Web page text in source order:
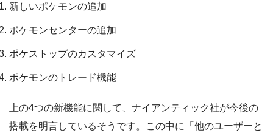
新しいポケモンの追加
ポケモンセンターの追加
ポケストップのカスタマイズ
ポケモンのトレード機能
上の4つの新機能に関して、ナイアンティック社が今後の
搭載を明言しているそうです。この中に「他のユーザーと